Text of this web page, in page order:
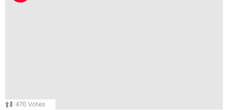
470 Votes